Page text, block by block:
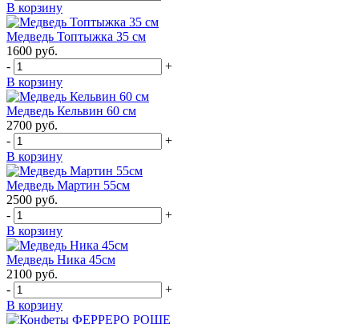
В корзину
Медведь Топтыжка 35 см
1600 руб.
-
+
В корзину
Медведь Кельвин 60 см
2700 руб.
-
+
В корзину
Медведь Мартин 55см
2500 руб.
-
+
В корзину
Медведь Ника 45см
2100 руб.
-
+
В корзину